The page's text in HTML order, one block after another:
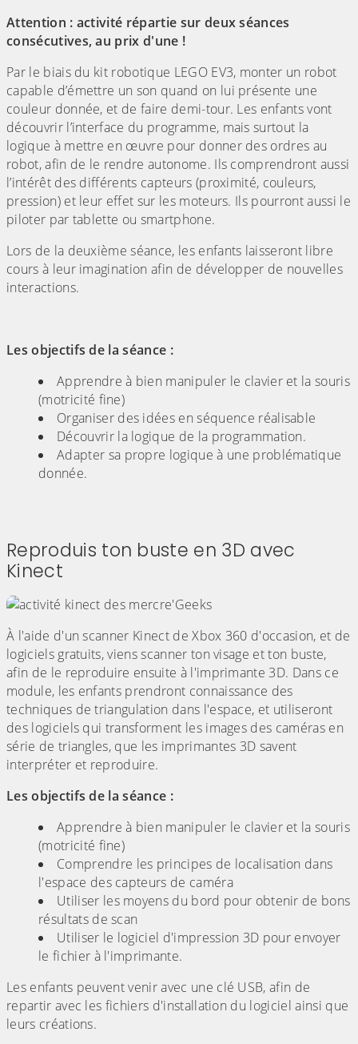
Attention : activité répartie sur deux séances
consécutives, au prix d'une !
Par le biais du kit robotique LEGO EV3, monter un robot
capable d’émettre un son quand on lui présente une
couleur donnée, et de faire demi-tour. Les enfants vont
découvrir l’interface du programme, mais surtout la
logique à mettre en œuvre pour donner des ordres au
robot, afin de le rendre autonome. Ils comprendront aussi
l’intérêt des différents capteurs (proximité, couleurs,
pression) et leur effet sur les moteurs. Ils pourront aussi le
piloter par tablette ou smartphone.
Lors de la deuxième séance, les enfants laisseront libre
cours à leur imagination afin de développer de nouvelles
interactions.
Les objectifs de la séance :
Apprendre à bien manipuler le clavier et la souris
(motricité fine)
Organiser des idées en séquence réalisable
Découvrir la logique de la programmation.
Adapter sa propre logique à une problématique
donnée.
Reproduis ton buste en 3D avec
Kinect
À l'aide d'un scanner Kinect de Xbox 360 d'occasion, et de
logiciels gratuits, viens scanner ton visage et ton buste,
afin de le reproduire ensuite à l'imprimante 3D. Dans ce
module, les enfants prendront connaissance des
techniques de triangulation dans l'espace, et utiliseront
des logiciels qui transforment les images des caméras en
série de triangles, que les imprimantes 3D savent
interpréter et reproduire.
Les objectifs de la séance :
Apprendre à bien manipuler le clavier et la souris
(motricité fine)
Comprendre les principes de localisation dans
l'espace des capteurs de caméra
Utiliser les moyens du bord pour obtenir de bons
résultats de scan
Utiliser le logiciel d'impression 3D pour envoyer
le fichier à l'imprimante.
Les enfants peuvent venir avec une clé USB, afin de
repartir avec les fichiers d'installation du logiciel ainsi que
leurs créations.